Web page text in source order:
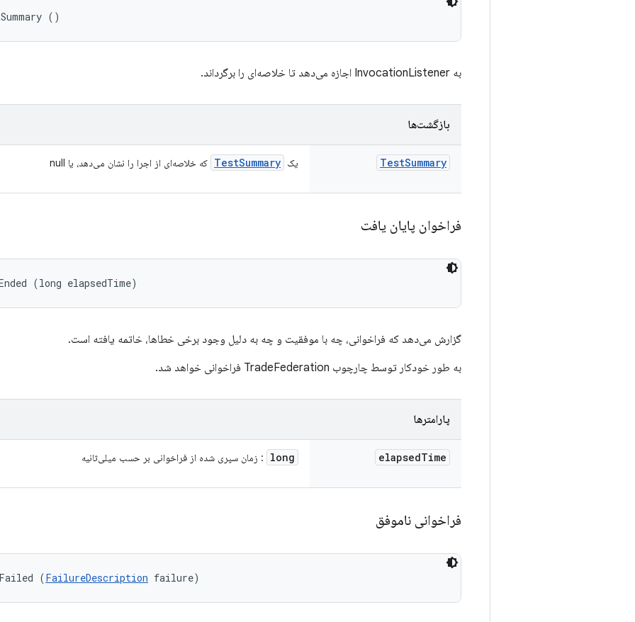
()
به InvocationListener اجازه می‌دهد تا خلاصه‌ای را برگرداند.
بازگشت‌ها
TestSummary یک TestSummary که خلاصه‌ای از اجرا را نشان می‌دهد، یا null
فراخوان پایان یافت
(long elapsedTime)
گزارش می‌دهد که فراخوانی، چه با موفقیت و چه به دلیل وجود برخی خطاها، خاتمه یافته است.
به طور خودکار توسط چارچوب TradeFederation فراخوانی خواهد شد.
پارامترها
elapsedTime
long : زمان سپری شده از فراخوانی بر حسب میلی‌ثانیه
فراخوانی ناموفق
(FailureDescription failure)